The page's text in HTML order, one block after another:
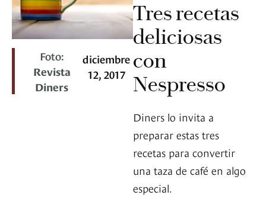
Foto:
Revista
Diners
diciembre
12, 2017
Tres recetas
deliciosas
con
Nespresso
Diners lo invita a
preparar estas tres
recetas para convertir
una taza de café en algo
especial.